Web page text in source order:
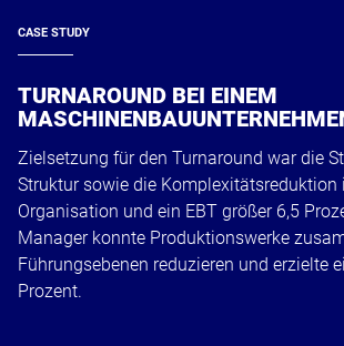
CASE STUDY
TURNAROUND BEI EINEM
Zielsetzung für den Turnaround war die
Struktur sowie die Komplexitätsreduktion
Organisation und ein EBT größer 6,5
Manager konnte Produktionswerke
Führungsebenen reduzieren und erzielte
Prozent.